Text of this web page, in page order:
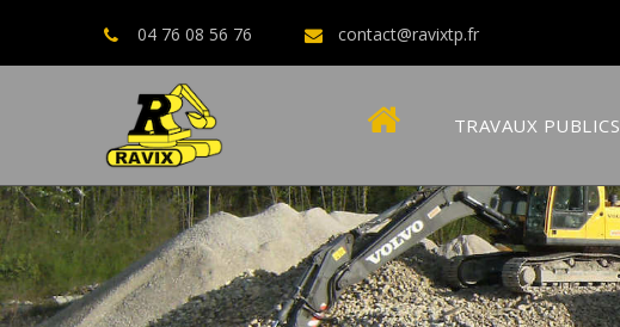
04 76 08 56 76 contact@ravixtp.fr
TRAVAUX PUBLICS